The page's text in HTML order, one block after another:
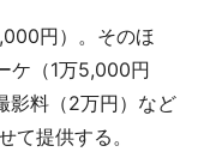
円）。そのほ
ケ（1万5,000円
影料（2万円）など
て提供する。